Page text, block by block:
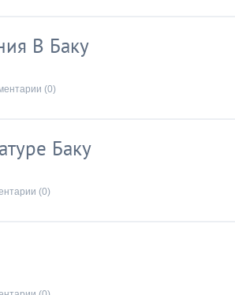
В Баку
(0)
Баку
(0)